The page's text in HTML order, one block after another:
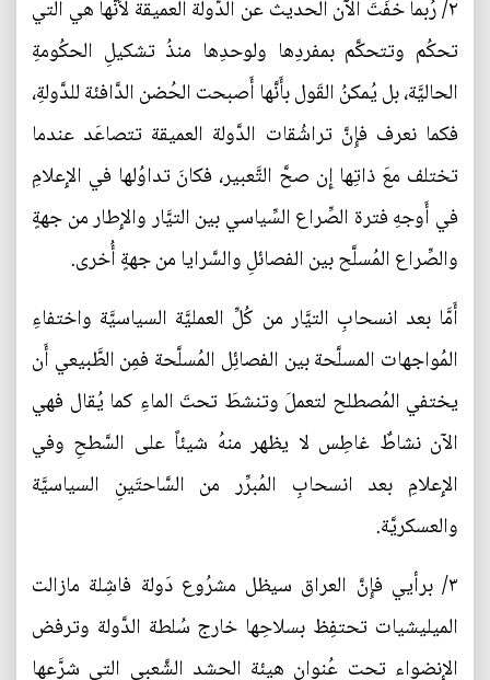
٢/ رُبما خفَتَ الآن الحديث عن الدَّولة العميقة لأَنَّها هي التي
تحكُم وتتحكَّم بمفردِها ولوحدِها منذُ تشكيلِ الحكُومةِ
الحاليَّة، بل يُمكنُ القَول بأَنَّها أَصبحت الحُضن الدَّافئة للدَّولةِ،
فكما نعرف فإِنَّ تراشُقات الدَّولة العميقة تتصاعَد عندما
تختلف معَ ذاتِها إِن صحَّ التَّعبير، فكانَ تداوُلها في الإِعلامِ
في أَوجهِ فترة الصِّراع السِّياسي بين التيَّار والإِطار من جهةٍ
والصِّراع المُسلَّح بين الفصائلِ والسَّرايا من جهةٍ أُخرى.
أَمَّا بعد انسحابِ التيَّار من كُلِّ العمليَّة السياسيَّة واختفاءِ
المُواجهات المسلَّحة بين الفصائِل المُسلَّحة فمِن الطَّبيعي أَن
يختفي المُصطلح لتعملَ وتنشطَ تحتَ الماءِ كما يُقال فهي
الآن نشاطٌ غاطِس لا يظهر منهُ شيئاً على السَّطحِ وفي
الإِعلامِ بعد انسحابِ المُبرِّر من السَّاحتَينِ السياسيَّة
والعسكريَّة.
٣/ برأيي فإِنَّ العراق سيظل مشرُوع دَولة فاشِلة مازالت
الميليشيات تحتفِظ بسلاحِها خارج سُلطة الدَّولة وترفض
الإِنضواء تحت عُنوان هيئة الحشد الشَّعبي التي شرَّعها